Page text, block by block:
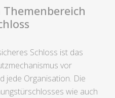
Schloss ist das
vor
jede Organisation. Die
wie auch